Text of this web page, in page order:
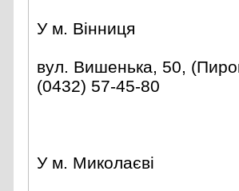
У м. Вінниця
вул. Вишенька, 50,
(0432) 57-45-80
У м. Миколаєві